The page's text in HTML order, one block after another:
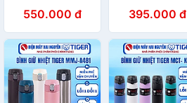
(480ml)
550.000 đ
HÃNG
395.000 đ